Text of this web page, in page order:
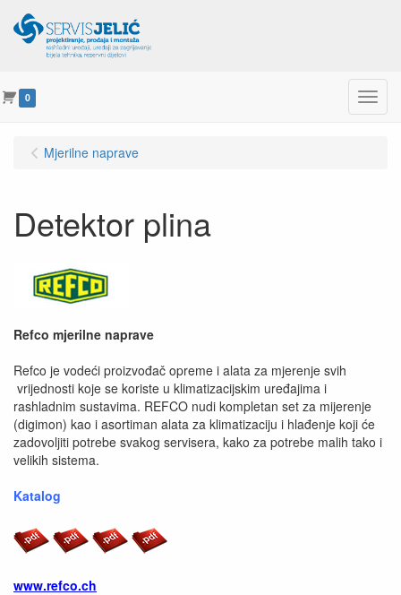
0 Menu
Mjerilne naprave
Detektor plina
Refco mjerilne naprave
Refco je vodeći proizvođač opreme i alata za mjerenje svih
vrijednosti koje se koriste u klimatizacijskim uređajima i
rashladnim sustavima. REFCO nudi kompletan set za mijerenje
(digimon) kao i asortiman alata za klimatizaciju i hlađenje koji će
zadovoljiti potrebe svakog servisera, kako za potrebe malih tako i
velikih sistema.
Katalog
www.refco.ch